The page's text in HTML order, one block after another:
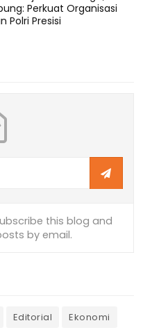
Perkuat Organisasi
Polri Presisi
Editorial
Ekonomi